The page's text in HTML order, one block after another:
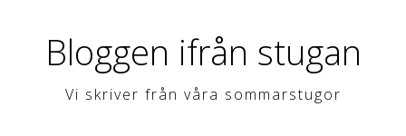
Bloggen ifrån stugan
Vi skriver från våra sommarstugor